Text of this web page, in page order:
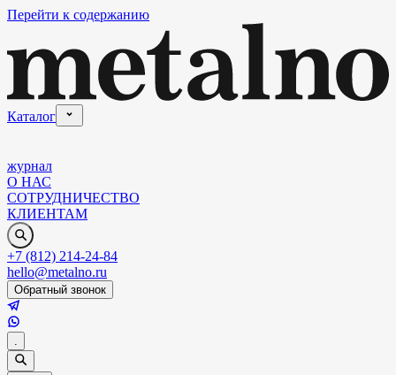
Перейти к содержанию
Каталог
журнал
О НАС
СОТРУДНИЧЕСТВО
КЛИЕНТАМ
+7 (812) 214-24-84
hello@metalno.ru
Обратный звонок
.